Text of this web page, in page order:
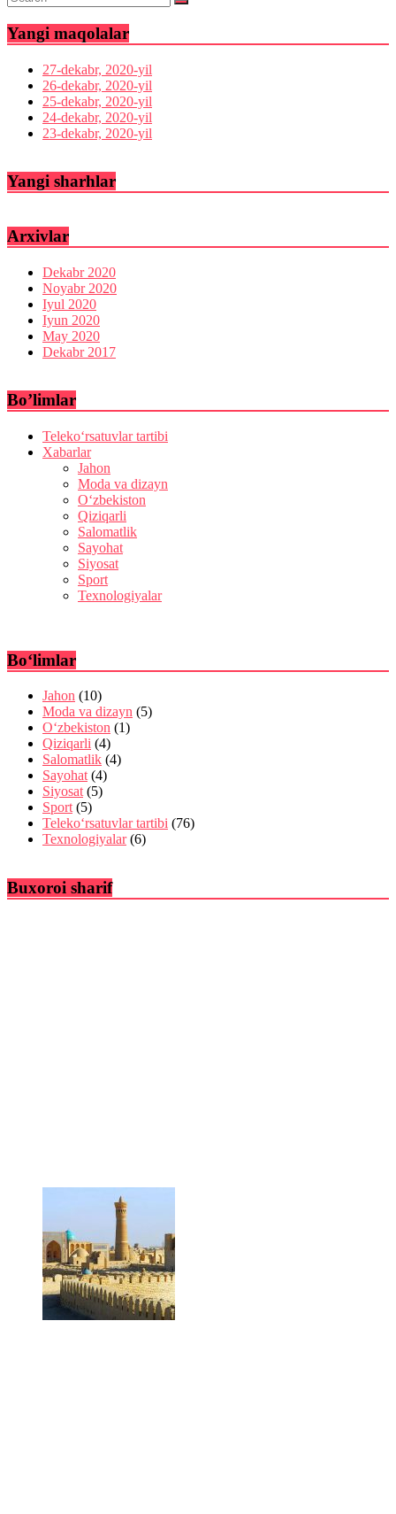
Yangi maqolalar
27-dekabr, 2020-yil
26-dekabr, 2020-yil
25-dekabr, 2020-yil
24-dekabr, 2020-yil
23-dekabr, 2020-yil
Yangi sharhlar
Arxivlar
Dekabr 2020
Noyabr 2020
Iyul 2020
Iyun 2020
May 2020
Dekabr 2017
Bo’limlar
Teleko‘rsatuvlar tartibi
Xabarlar
Jahon
Moda va dizayn
O‘zbekiston
Qiziqarli
Salomatlik
Sayohat
Siyosat
Sport
Texnologiyalar
Bo‘limlar
Jahon (10)
Moda va dizayn (5)
O‘zbekiston (1)
Qiziqarli (4)
Salomatlik (4)
Sayohat(4)
Siyosat(5)
Sport(5)
Teleko‘rsatuvlar tartibi (76)
Texnologiyalar(6)
Buxoroi sharif